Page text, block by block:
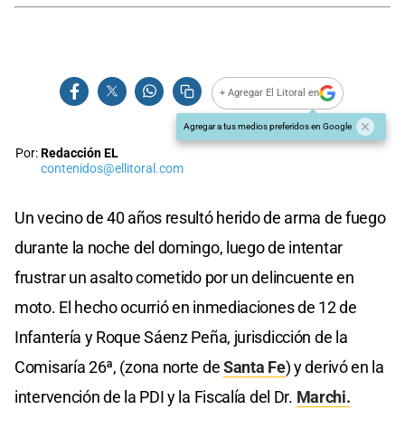
+ Agregar El Litoral en
Agregar a tus medios preferidos en Google
Por:Redacción EL
contenidos@ellitoral.com
Un vecino de 40 años resultó herido de arma de fuego
durante la noche del domingo, luego de intentar
frustrar un asalto cometido por un delincuente en
moto. El hecho ocurrió en inmediaciones de 12 de
Infantería y Roque Sáenz Peña, jurisdicción de la
Comisaría 26ª, (zona norte deSanta Fe) y derivó en la
intervención de la PDI y la Fiscalía del Dr. Marchi.